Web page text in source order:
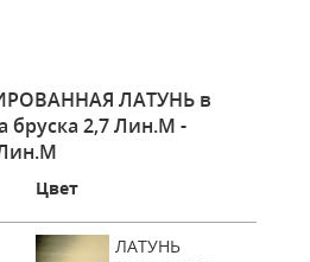
ЛАТУНЬ в
бруска 2,7 Лин.М -
Цвет
ЛАТУНЬ